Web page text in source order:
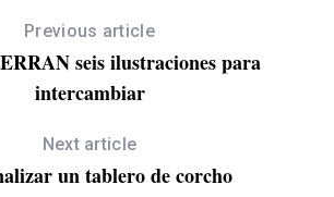
Previous article
seis ilustraciones para
intercambiar
Next article
un tablero de corcho